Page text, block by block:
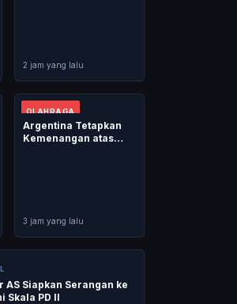
2 jam yang lalu
OLAHRAGA
Argentina Tetapkan
Kemenangan atas
3 jam yang lalu
AS Siapkan Serangan ke
Skala PD II